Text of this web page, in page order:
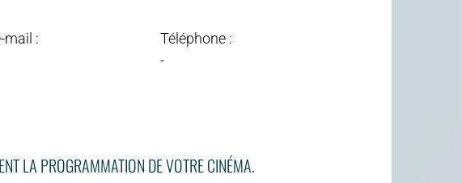
mail :
Téléphone :
-
LA PROGRAMMATION DE VOTRE CINÉMA.